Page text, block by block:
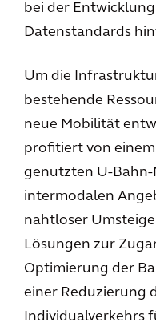
bei der
Datenstandards
Um die
bestehende
neue Mobilität
profitiert von
genutzten U-Bahn-
intermodalen
nahtloser
Lösungen zur
Optimierung der
einer Reduzierung
Individualverkehrs